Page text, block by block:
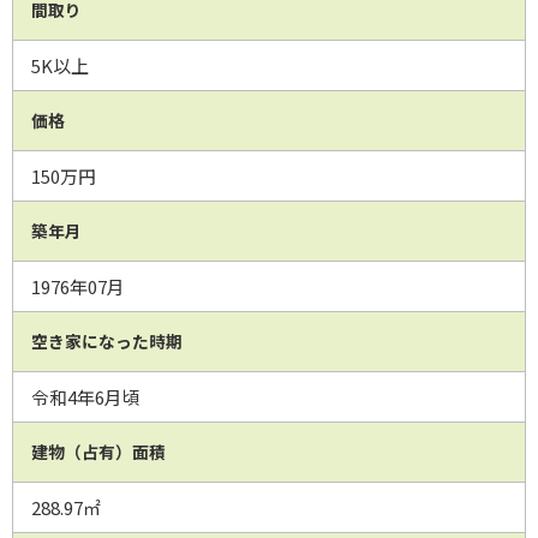
間取り
5K以上
価格
150万円
築年月
1976年07月
空き家になった時期
令和4年6月頃
建物（占有）面積
288.97㎡